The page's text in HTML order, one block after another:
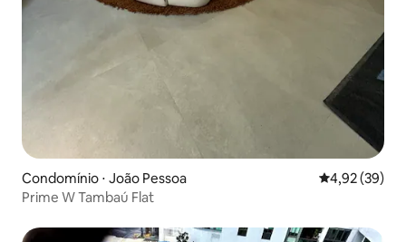
Condomínio ⋅ João Pessoa 4,92 de uma
4,92 (39)
Prime W Tambaú Flat